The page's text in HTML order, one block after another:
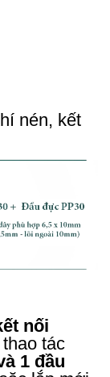
nén, kết
nối
tác
1 đầu